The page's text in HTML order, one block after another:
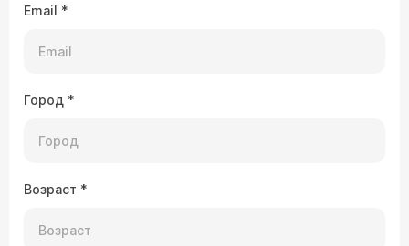
Email *
Город *
Возраст *